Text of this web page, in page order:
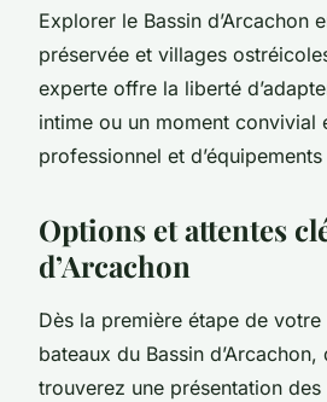
:
Explorer le Bassin d’Arcachon
préservée et villages
experte offre la liberté
intime ou un moment convivial
professionnel et
Options et attentes
d’Arcachon
Dès la première étape de
bateaux du Bassin
trouverez une présentation